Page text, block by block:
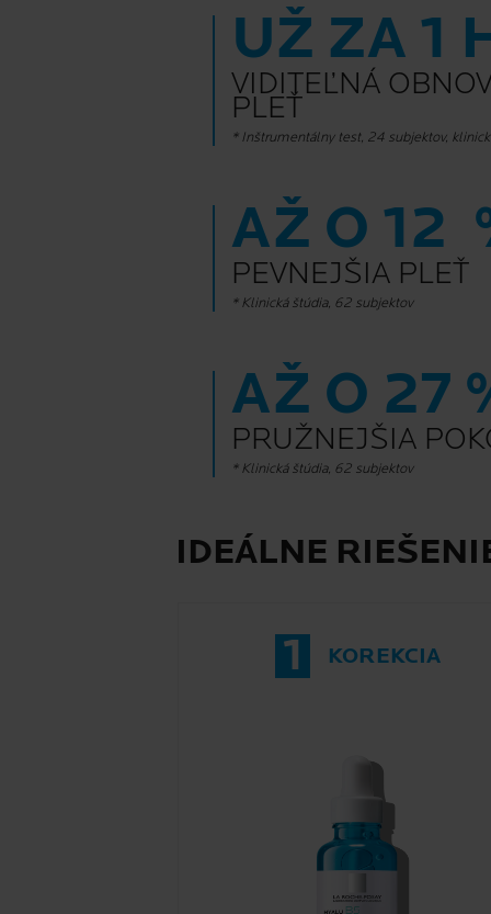
UŽ ZA 1
VIDITEĽNÁ
PLEŤ
* Inštrumentálny test, 24 subjektov,
AŽ O 12
PEVNEJŠIA PLEŤ
* Klinická štúdia, 62 subjektov
AŽ O 27
PRUŽNEJŠIA
* Klinická štúdia, 62 subjektov
IDEÁLNE
1 KOREKCIA